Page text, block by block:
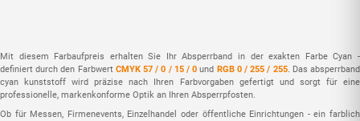
Mit diesem Farbaufpreis erhalten Sie Ihr Absperrband in der exakten Farbe Cyan -
definiert durch den Farbwert CMYK 57 / 0 / 15 / 0 und RGB 0 / 255 / 255. Das absperrband
cyan kunststoff wird präzise nach Ihren Farbvorgaben gefertigt und sorgt für eine
professionelle, markenkonforme Optik an Ihren Absperrpfosten.
Ob für Messen, Firmenevents, Einzelhandel oder öffentliche Einrichtungen - ein farblich